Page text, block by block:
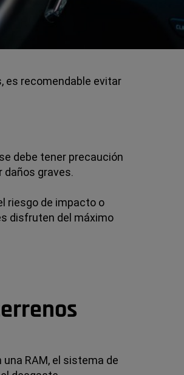
es recomendable evitar
debe tener precaución
daños graves.
riesgo de impacto o
disfruten del máximo
RAM, el sistema de